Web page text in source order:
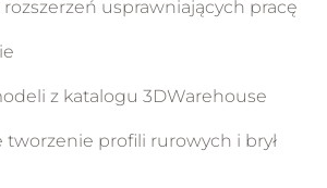
rozszerzeń usprawniających pracę
z katalogu 3DWarehouse
tworzenie profili rurowych i brył